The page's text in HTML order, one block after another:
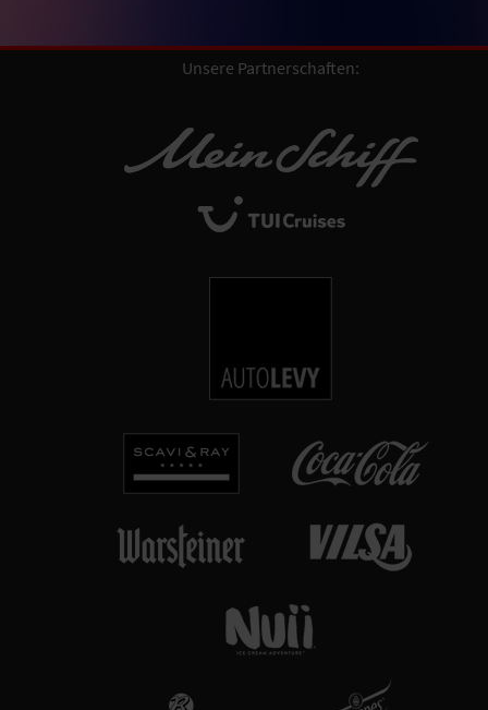
Unsere Partnerschaften: